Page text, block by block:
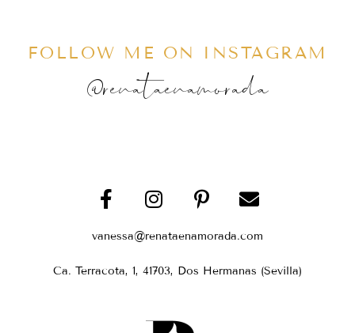
FOLLOW ME ON INSTAGRAM
@renataenamorada
vanessa@renataenamorada.com
Ca. Terracota, 1, 41703, Dos Hermanas (Sevilla)